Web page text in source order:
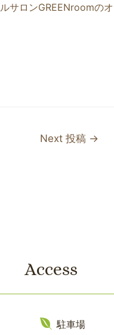
サロンGREENroomのオ
Next 投稿 →
Access
駐車場